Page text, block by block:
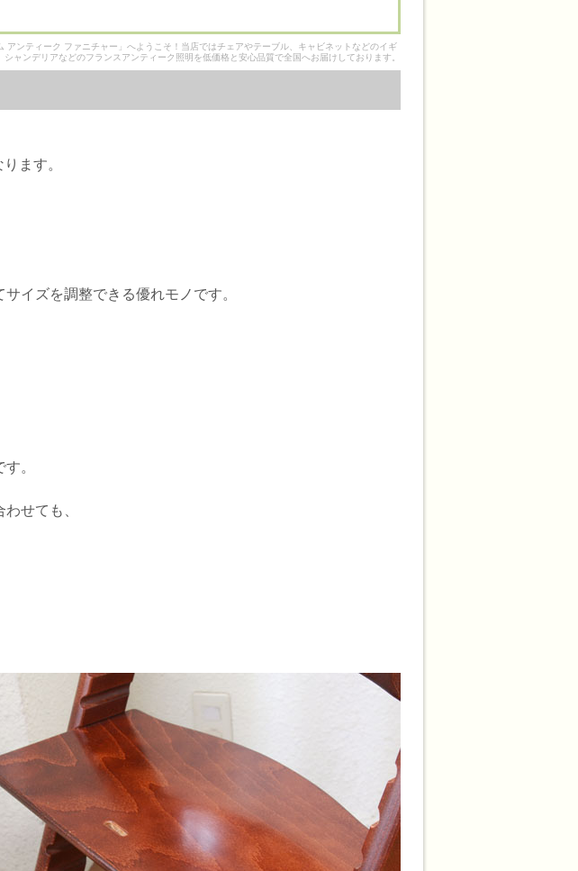
アンティーク ファニチャー」へようこそ！当店ではチェアやテーブル、キャビネットなどのイギ
ャンデリアなどのフランスアンティーク照明を低価格と安心品質で全国へお届けしております。
ます。
イズを調整できる優れモノです。
。
せても、